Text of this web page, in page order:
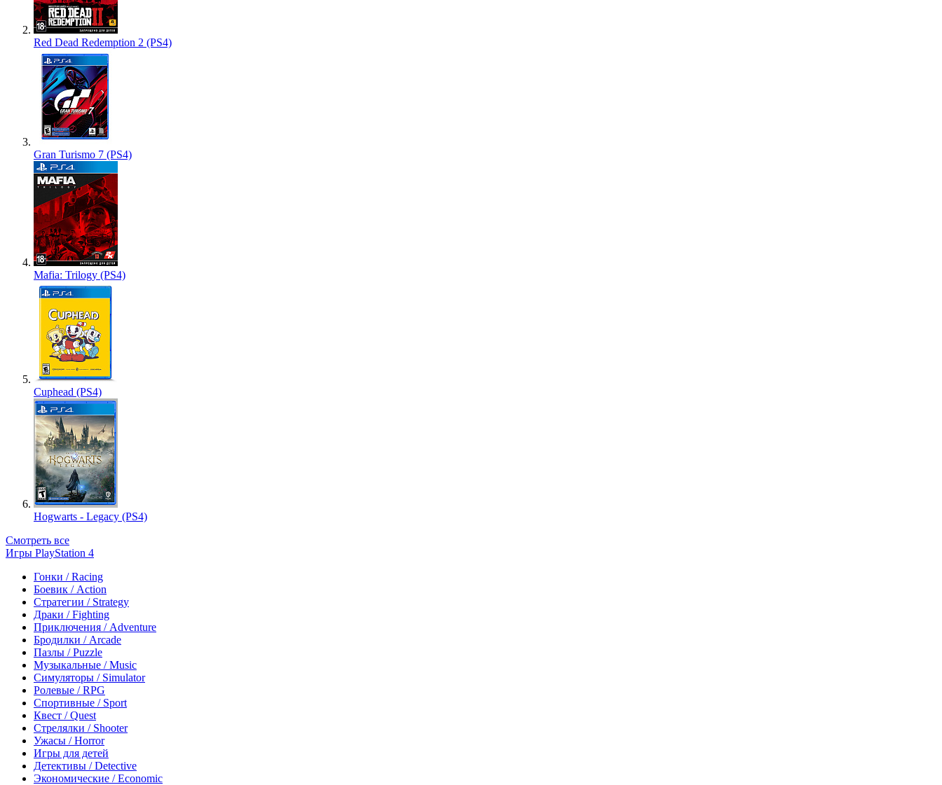
Red Dead Redemption 2 (PS4)
Gran Turismo 7 (PS4)
Mafia: Trilogy (PS4)
Cuphead (PS4)
Hogwarts - Legacy (PS4)
Смотреть все
Игры PlayStation 4
Гонки / Racing
Боевик / Action
Стратегии / Strategy
Драки / Fighting
Приключения / Adventure
Бродилки / Arcade
Пазлы / Puzzle
Музыкальные / Music
Симуляторы / Simulator
Ролевые / RPG
Спортивные / Sport
Квест / Quest
Стрелялки / Shooter
Ужасы / Horror
Игры для детей
Детективы / Detective
Экономические / Economic